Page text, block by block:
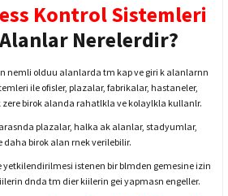
Kontrol Sistemleri
Nerelerdir?
nemli olduu alanlarda tm kap ve giri k alanlarnn
ile ofisler, plazalar, fabrikalar, hastaneler,
birok alanda rahatlkla ve kolaylkla kullanlr.
plazalar, halka ak alanlar, stadyumlar,
daha birok alan rnek verilebilir.
istenen bir blmden gemesine izin
dnda tm dier kiilerin gei yapmasn engeller.